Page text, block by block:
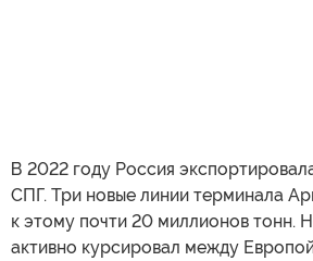
В 2022 году Россия
СПГ. Три новые линии терминала
к этому почти 20 миллионов тонн.
активно курсировал между